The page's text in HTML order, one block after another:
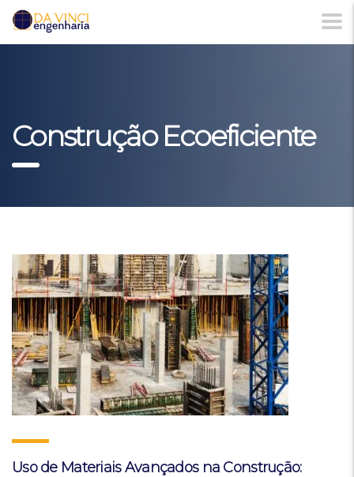
Construção Ecoeficiente
Uso de Materiais Avançados na Construção: